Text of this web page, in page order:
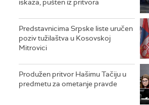
iskaza, pušten iz pritvora
Predstavnicima Srpske liste uručen
poziv tužilaštva u Kosovskoj
Mitrovici
Produžen pritvor Hašimu Tačiju u
predmetu za ometanje pravde